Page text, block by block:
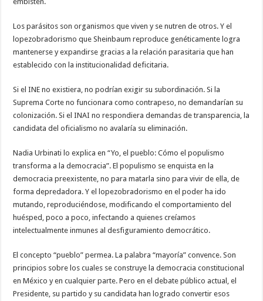
Los parásitos son organismos que viven y se nutren de otros. Y el
lopezobradorismo que Sheinbaum reproduce genéticamente logra
mantenerse y expandirse gracias a la relación parasitaria que han
establecido con la institucionalidad deficitaria.
Si el INE no existiera, no podrían exigir su subordinación. Si la
Suprema Corte no funcionara como contrapeso, no demandarían su
colonización. Si el INAI no respondiera demandas de transparencia, la
candidata del oficialismo no avalaría su eliminación.
Nadia Urbinati lo explica en “Yo, el pueblo: Cómo el populismo
transforma a la democracia”. El populismo se enquista en la
democracia preexistente, no para matarla sino para vivir de ella, de
forma depredadora. Y el lopezobradorismo en el poder ha ido
mutando, reproduciéndose, modificando el comportamiento del
huésped, poco a poco, infectando a quienes creíamos
intelectualmente inmunes al desfiguramiento democrático.
El concepto “pueblo” permea. La palabra “mayoría” convence. Son
principios sobre los cuales se construye la democracia constitucional
en México y en cualquier parte. Pero en el debate público actual, el
Presidente, su partido y su candidata han logrado convertir esos